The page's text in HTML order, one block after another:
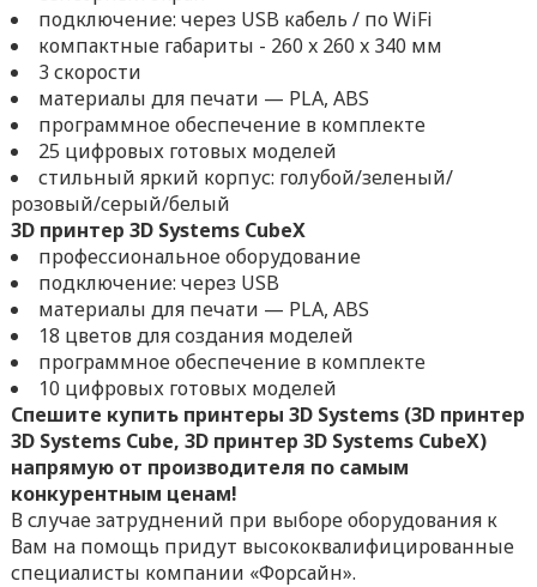
подключение: через USB кабель / по WiFi
компактные габариты - 260 x 260 x 340 мм
3 скорости
материалы для печати — PLA, ABS
программное обеспечение в комплекте
25 цифровых готовых моделей
стильный яркий корпус: голубой/зеленый/
розовый/серый/белый
3D принтер 3D Systems CubeX
профессиональное оборудование
подключение: через USB
материалы для печати — PLA, ABS
18 цветов для создания моделей
программное обеспечение в комплекте
10 цифровых готовых моделей
Спешите купить принтеры 3D Systems (3D принтер
3D Systems Cube, 3D принтер 3D Systems CubeX)
напрямую от производителя по самым
конкурентным ценам!
В случае затруднений при выборе оборудования к
Вам на помощь придут высококвалифицированные
специалисты компании «Форсайн».